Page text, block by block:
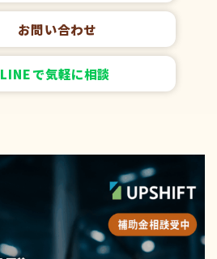
お問い合わせ
LINEで気軽に相談